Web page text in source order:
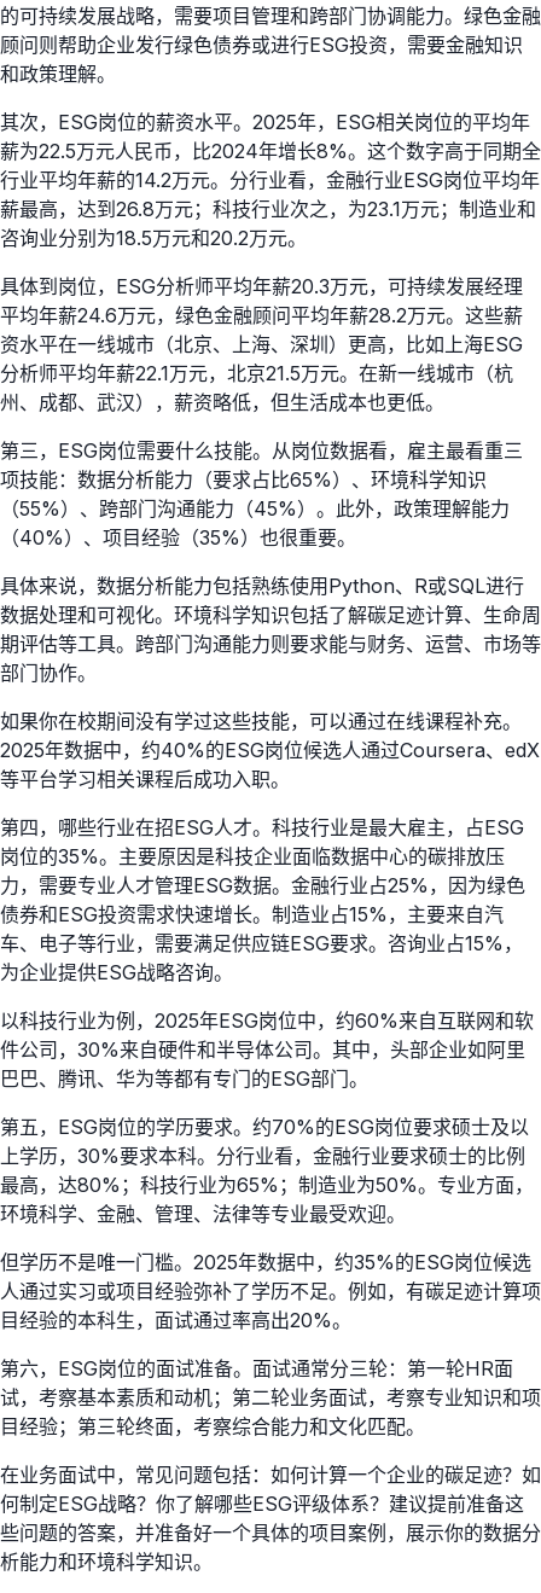
的可持续发展战略，需要项目管理和跨部门协调能力。绿色金融
顾问则帮助企业发行绿色债券或进行ESG投资，需要金融知识
和政策理解。
其次，ESG岗位的薪资水平。2025年，ESG相关岗位的平均年
薪为22.5万元人民币，比2024年增长8%。这个数字高于同期全
行业平均年薪的14.2万元。分行业看，金融行业ESG岗位平均年
薪最高，达到26.8万元；科技行业次之，为23.1万元；制造业和
咨询业分别为18.5万元和20.2万元。
具体到岗位，ESG分析师平均年薪20.3万元，可持续发展经理
平均年薪24.6万元，绿色金融顾问平均年薪28.2万元。这些薪
资水平在一线城市（北京、上海、深圳）更高，比如上海ESG
分析师平均年薪22.1万元，北京21.5万元。在新一线城市（杭
州、成都、武汉），薪资略低，但生活成本也更低。
第三，ESG岗位需要什么技能。从岗位数据看，雇主最看重三
项技能：数据分析能力（要求占比65%）、环境科学知识
（55%）、跨部门沟通能力（45%）。此外，政策理解能力
（40%）、项目经验（35%）也很重要。
具体来说，数据分析能力包括熟练使用Python、R或SQL进行
数据处理和可视化。环境科学知识包括了解碳足迹计算、生命周
期评估等工具。跨部门沟通能力则要求能与财务、运营、市场等
部门协作。
如果你在校期间没有学过这些技能，可以通过在线课程补充。
2025年数据中，约40%的ESG岗位候选人通过Coursera、edX
等平台学习相关课程后成功入职。
第四，哪些行业在招ESG人才。科技行业是最大雇主，占ESG
岗位的35%。主要原因是科技企业面临数据中心的碳排放压
力，需要专业人才管理ESG数据。金融行业占25%，因为绿色
债券和ESG投资需求快速增长。制造业占15%，主要来自汽
车、电子等行业，需要满足供应链ESG要求。咨询业占15%，
为企业提供ESG战略咨询。
以科技行业为例，2025年ESG岗位中，约60%来自互联网和软
件公司，30%来自硬件和半导体公司。其中，头部企业如阿里
巴巴、腾讯、华为等都有专门的ESG部门。
第五，ESG岗位的学历要求。约70%的ESG岗位要求硕士及以
上学历，30%要求本科。分行业看，金融行业要求硕士的比例
最高，达80%；科技行业为65%；制造业为50%。专业方面，
环境科学、金融、管理、法律等专业最受欢迎。
但学历不是唯一门槛。2025年数据中，约35%的ESG岗位候选
人通过实习或项目经验弥补了学历不足。例如，有碳足迹计算项
目经验的本科生，面试通过率高出20%。
第六，ESG岗位的面试准备。面试通常分三轮：第一轮HR面
试，考察基本素质和动机；第二轮业务面试，考察专业知识和项
目经验；第三轮终面，考察综合能力和文化匹配。
在业务面试中，常见问题包括：如何计算一个企业的碳足迹？如
何制定ESG战略？你了解哪些ESG评级体系？建议提前准备这
些问题的答案，并准备好一个具体的项目案例，展示你的数据分
析能力和环境科学知识。